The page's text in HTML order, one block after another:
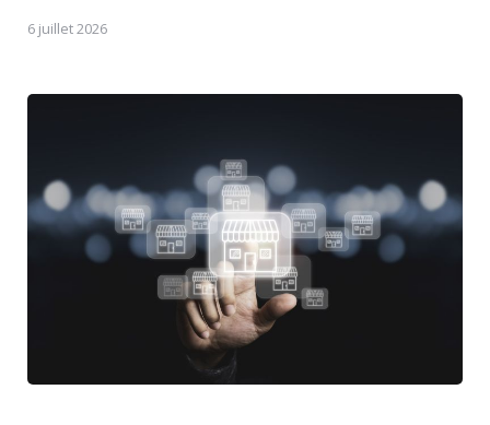
6 juillet 2026